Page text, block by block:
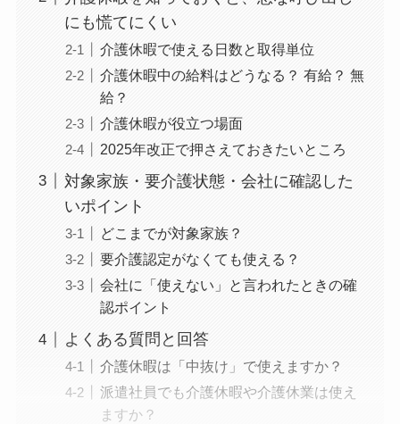
にも慌てにくい
介護休暇で使える日数と取得単位
介護休暇中の給料はどうなる？ 有給？ 無
給？
介護休暇が役立つ場面
2025年改正で押さえておきたいところ
対象家族・要介護状態・会社に確認した
いポイント
どこまでが対象家族？
要介護認定がなくても使える？
会社に「使えない」と言われたときの確
認ポイント
よくある質問と回答
介護休暇は「中抜け」で使えますか？
派遣社員でも介護休暇や介護休業は使え
ますか？